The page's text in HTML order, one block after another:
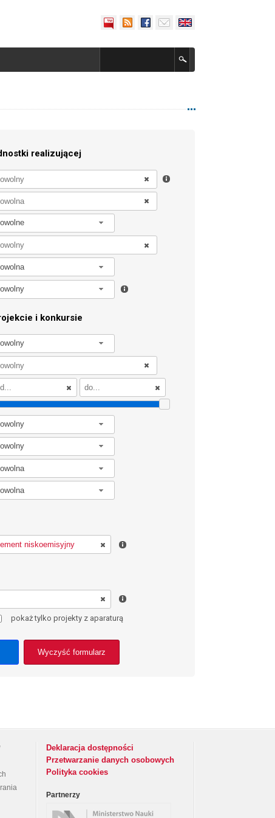
realizującej
i konkursie
pokaż tylko projekty z aparaturą
Wyczyść formularz
Deklaracja dostępności
Przetwarzanie danych osobowych
Polityka cookies
Partnerzy